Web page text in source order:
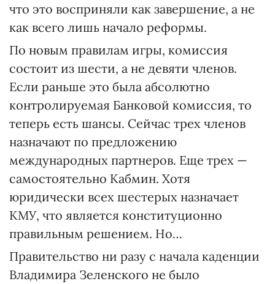
что это восприняли как завершение, а не
как всего лишь начало реформы.
По новым правилам игры, комиссия
состоит из шести, а не девяти членов.
Если раньше это была абсолютно
контролируемая Банковой комиссия, то
теперь есть шансы. Сейчас трех членов
назначают по предложению
международных партнеров. Еще трех —
самостоятельно Кабмин. Хотя
юридически всех шестерых назначает
КМУ, что является конституционно
правильным решением. Но…
Правительство ни разу с начала каденции
Владимира Зеленского не было